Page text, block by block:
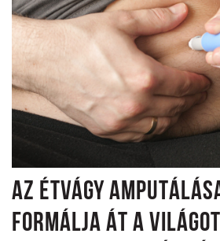
AZ ÉTVÁGY
FORMÁLJA ÁT A